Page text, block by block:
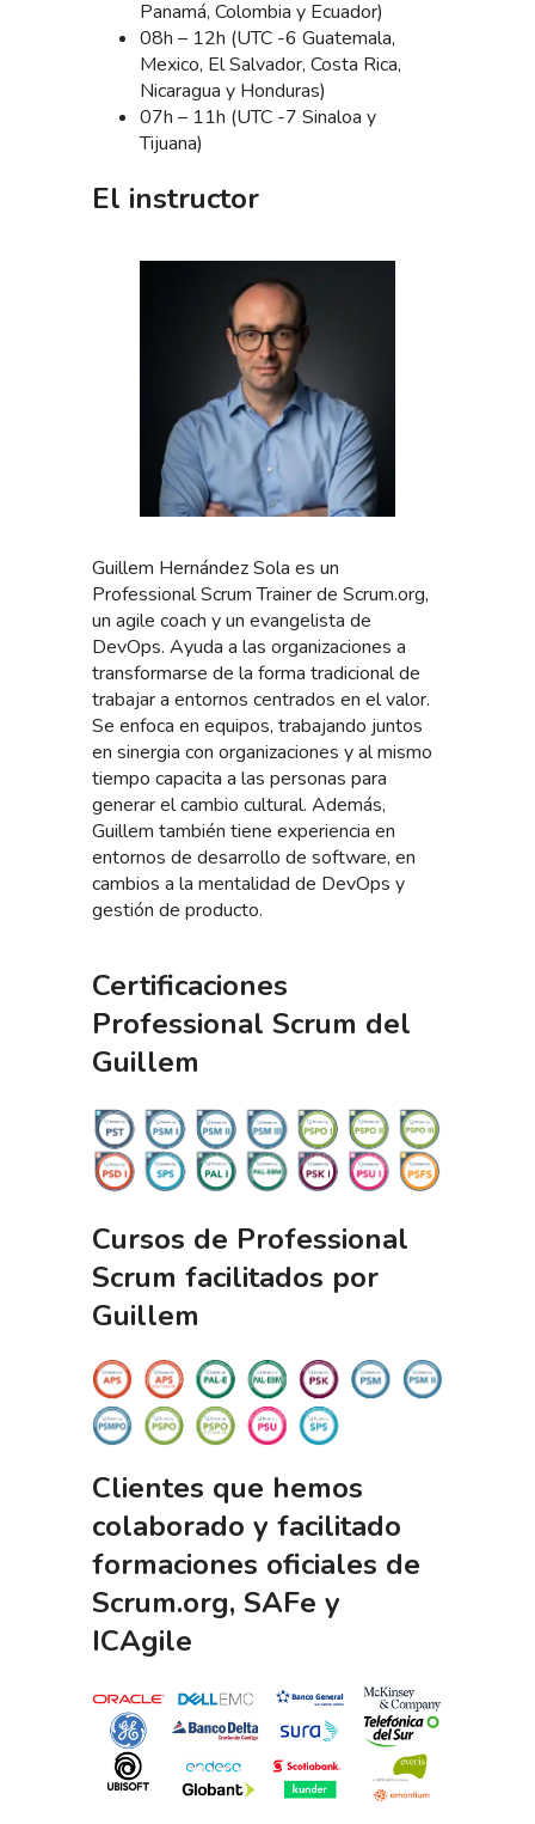
Panamá, Colombia y Ecuador)
08h – 12h (UTC -6 Guatemala,
Mexico, El Salvador, Costa Rica,
Nicaragua y Honduras)
07h – 11h (UTC -7 Sinaloa y
Tijuana)
El instructor
Guillem Hernández Sola es un
Professional Scrum Trainer de Scrum.org,
un agile coach y un evangelista de
DevOps. Ayuda a las organizaciones a
transformarse de la forma tradicional de
trabajar a entornos centrados en el valor.
Se enfoca en equipos, trabajando juntos
en sinergia con organizaciones y al mismo
tiempo capacita a las personas para
generar el cambio cultural. Además,
Guillem también tiene experiencia en
entornos de desarrollo de software, en
cambios a la mentalidad de DevOps y
gestión de producto.
Certificaciones
Professional Scrum del
Guillem
Cursos de Professional
Scrum facilitados por
Guillem
Clientes que hemos
colaborado y facilitado
formaciones oficiales de
Scrum.org, SAFe y
ICAgile